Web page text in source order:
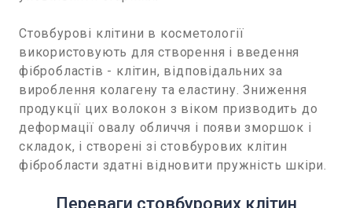
Стовбурові клітини в косметології
використовують для створення і введення
фібробластів - клітин, відповідальних за
вироблення колагену та еластину. Зниження
продукції цих волокон з віком призводить до
деформації овалу обличчя і появи зморшок і
складок, і створені зі стовбурових клітин
фібробласти здатні відновити пружність шкіри.
Переваги стовбурових клітин